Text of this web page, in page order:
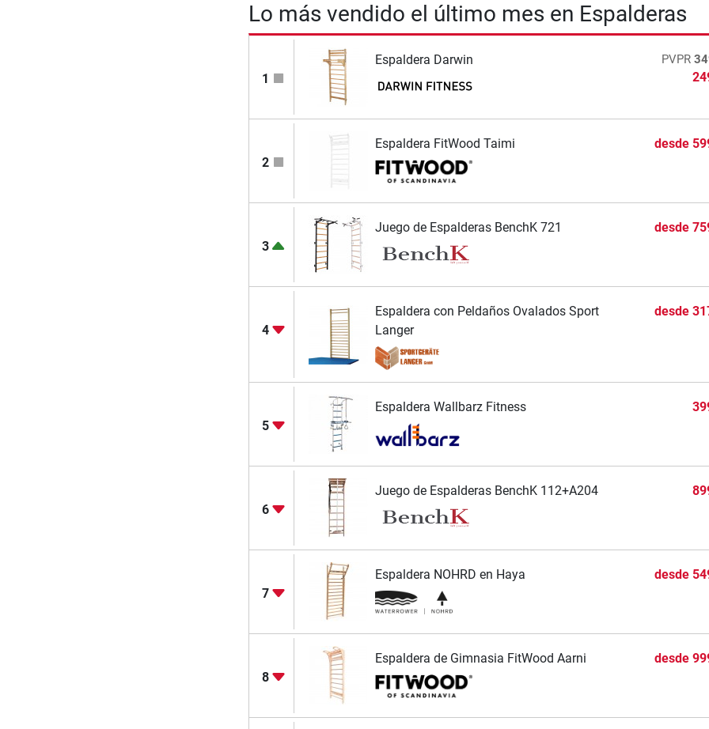
Lo más vendido el último mes en Espalderas
1
Espaldera Darwin PVPR
2
Espaldera FitWood Taimi desde
3
Juego de Espalderas BenchK 721 desde
4
Espaldera con Peldaños Ovalados Sport
Langer
desde
5
Espaldera Wallbarz Fitness
6
Juego de Espalderas BenchK 112+A204
7
Espaldera NOHRD en Haya desde
8
Espaldera de Gimnasia FitWood Aarni desde